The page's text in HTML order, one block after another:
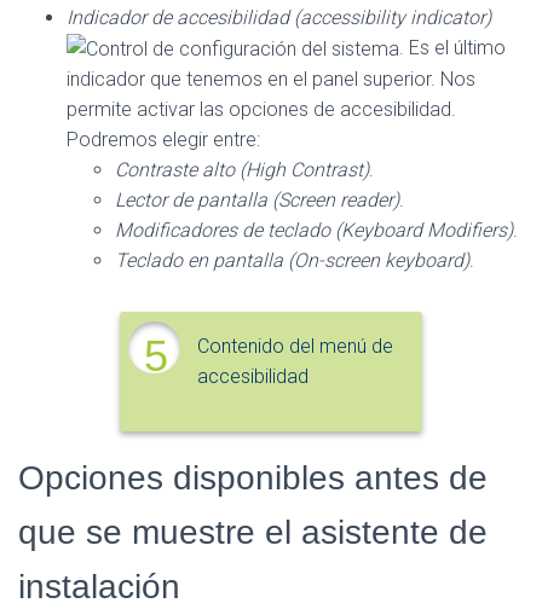
Indicador de accesibilidad (accessibility indicator)
. Es el último
indicador que tenemos en el panel superior. Nos
permite activar las opciones de accesibilidad.
Podremos elegir entre:
Contraste alto (High Contrast).
Lector de pantalla (Screen reader).
Modificadores de teclado (Keyboard Modifiers).
Teclado en pantalla (On-screen keyboard).
5
Contenido del menú de
accesibilidad
Opciones disponibles antes de
que se muestre el asistente de
instalación